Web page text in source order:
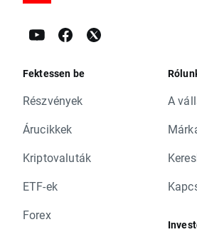
Fektessen be
Részvények
Árucikkek
Kriptovaluták
ETF-ek
Forex
A